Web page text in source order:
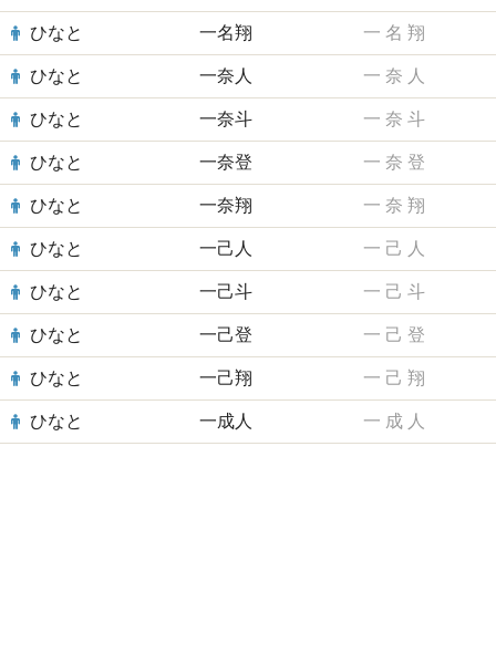
ひなと 一名翔 一 名 翔
ひなと 一奈人 一 奈 人
ひなと 一奈斗 一 奈 斗
ひなと 一奈登 一 奈 登
ひなと 一奈翔 一 奈 翔
ひなと 一己人 一 己 人
ひなと 一己斗 一 己 斗
ひなと 一己登 一 己 登
ひなと 一己翔 一 己 翔
ひなと 一成人 一 成 人